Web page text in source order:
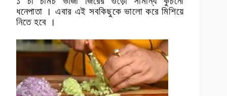
ধনেপাতা । এবার এই সবকিছুকে ভালো করে মিশিয়ে
নিতে হবে ।